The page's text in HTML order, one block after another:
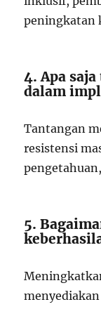
peningkatan
4. Apa
dalam
Tantangan
resistensi
5.